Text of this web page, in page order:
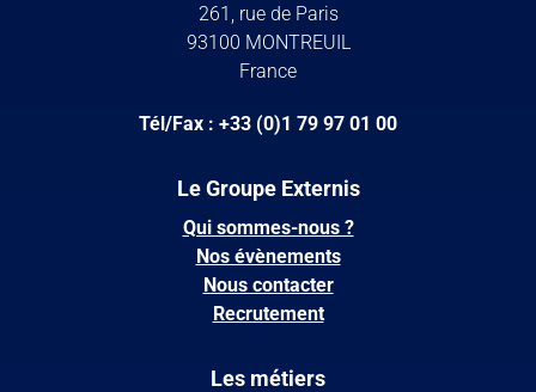
261, rue de Paris
93100 MONTREUIL
France
Tél/Fax : +33 (0)1 79 97 01 00
Le Groupe Externis
Qui sommes-nous ?
Nos évènements
Nous contacter
Recrutement
Les métiers